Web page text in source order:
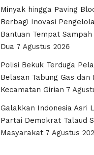
Minyak hingga Paving
Berbagi Inovasi
Bantuan Tempat
Dua 7 Agustus 2026
Polisi Bekuk Terduga
Belasan Tabung Gas dan
Kecamatan Girian 7
Galakkan Indonesia Asri
Partai Demokrat Talaud
Masyarakat 7 Agustus